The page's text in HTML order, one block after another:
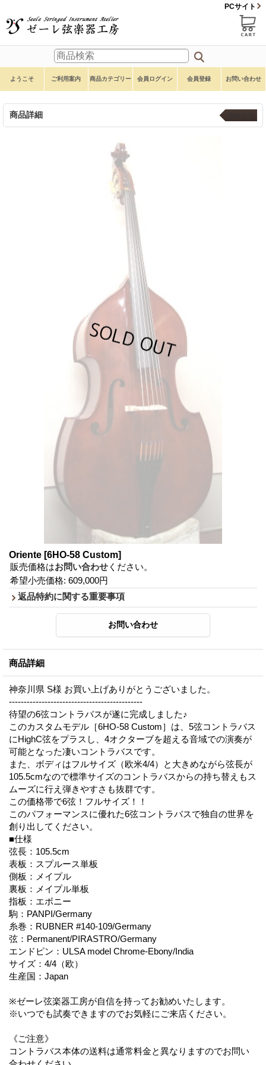
PCサイト
ようこそ ご利用案内 商品カテゴリー 会員ログイン 会員登録 お問い合わせ
商品詳細
Oriente [6HO-58 Custom]
販売価格はお問い合わせ ください。
希望小売価格: 609,000円
返品特約に関する重要事項
商品詳細
神奈川県 S様 お買い上げありがとうございました。
---------------------------------------------
待望の6弦コントラバスが遂に完成しました♪
このカスタムモデル［6HO-58 Custom］は、5弦コントラバス
にHighC弦をプラスし、4オクターブを超える音域での演奏が
可能となった凄いコントラバスです。
また、ボディはフルサイズ（欧米4/4）と大きめながら弦長が
105.5cmなので標準サイズのコントラバスからの持ち替えもス
ムーズに行え弾きやすさも抜群です。
この価格帯で6弦！フルサイズ！！
このパフォーマンスに優れた6弦コントラバスで独自の世界を
創り出してください。
■仕様
弦長：105.5cm
表板：スプルース単板
側板：メイプル
裏板：メイプル単板
指板：エボニー
駒：PANPI/Germany
糸巻：RUBNER #140-109/Germany
弦：Permanent/PIRASTRO/Germany
エンドピン：ULSA model Chrome-Ebony/India
サイズ：4/4（欧）
生産国：Japan
※ゼーレ弦楽器工房が自信を持ってお勧めいたします。
※いつでも試奏できますのでお気軽にご来店ください。
《ご注意》
コントラバス本体の送料は通常料金と異なりますのでお問い